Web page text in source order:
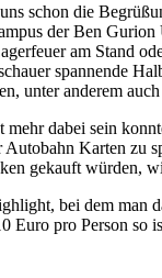
schon die
der Ben
am Stand
spannende
unter anderem
dabei sein
Karten
gekauft würden,
bei dem
pro Person